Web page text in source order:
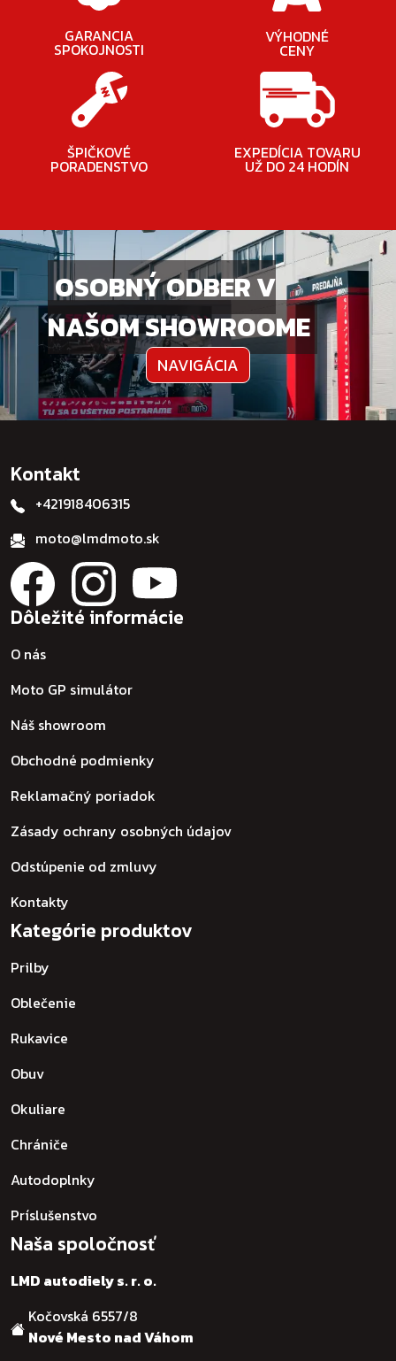
GARANCIA
SPOKOJNOSTI
VÝHODNÉ
CENY
ŠPIČKOVÉ
PORADENSTVO
EXPEDÍCIA TOVARU
UŽ DO 24 HODÍN
OSOBNÝ ODBER V
NAŠOM SHOWROOME
NAVIGÁCIA
Kontakt
+421918406315
moto@lmdmoto.sk
Dôležité informácie
O nás
Moto GP simulátor
Náš showroom
Obchodné podmienky
Reklamačný poriadok
Zásady ochrany osobných údajov
Odstúpenie od zmluvy
Kontakty
Kategórie produktov
Prilby
Oblečenie
Rukavice
Obuv
Okuliare
Chrániče
Autodoplnky
Príslušenstvo
Naša spoločnosť
LMD autodiely s. r. o.
Kočovská 6557/8
Nové Mesto nad Váhom